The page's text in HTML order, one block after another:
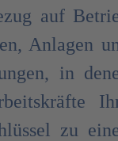
auf
Anlagen
in
zu